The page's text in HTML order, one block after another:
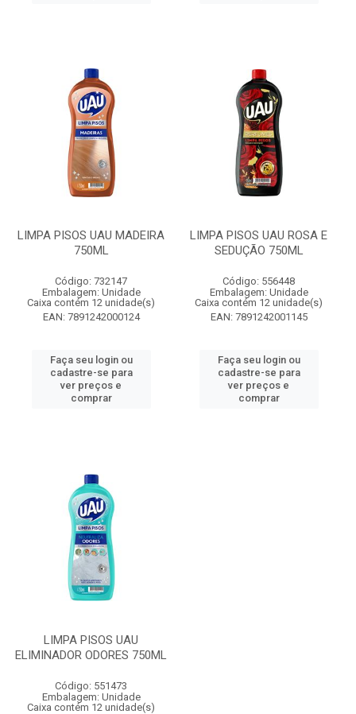
LIMPA PISOS UAU MADEIRA
750ML
Código: 732147
Embalagem: Unidade
Caixa contém 12 unidade(s)
EAN: 7891242000124
Faça seu login ou
cadastre-se para
ver preços e
comprar
LIMPA PISOS UAU ROSA E
SEDUÇÃO 750ML
Código: 556448
Embalagem: Unidade
Caixa contém 12 unidade(s)
EAN: 7891242001145
Faça seu login ou
cadastre-se para
ver preços e
comprar
LIMPA PISOS UAU
ELIMINADOR ODORES 750ML
Código: 551473
Embalagem: Unidade
Caixa contém 12 unidade(s)